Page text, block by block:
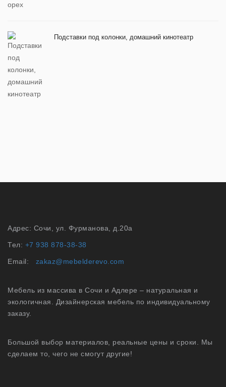
Подставки под колонки, домашний кинотеатр
Адрес: Сочи, ул. Фурманова, д.20а
Тел: +7 938 878-38-38
Email: zakaz@mebelderevo.com
Мебель из массива в Сочи и Адлере – натуральная и
экологичная. Дизайнерская мебель по индивидуальному
заказу.
Большой выбор материалов, реальные цены и сроки. Мы
сделаем то, чего не смогут другие!